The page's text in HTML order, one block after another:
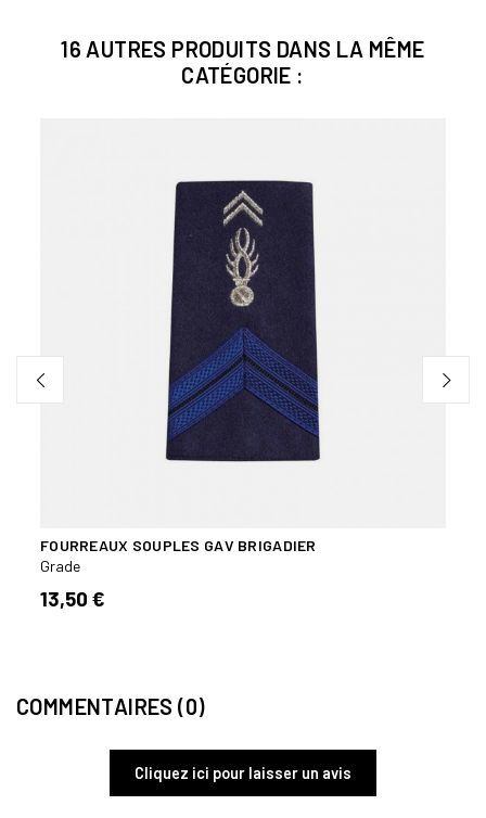
16 AUTRES PRODUITS DANS LA MÊME
CATÉGORIE :
FOURREAUX SOUPLES GAV BRIGADIER
Grade
13,50 €
COMMENTAIRES (0)
Cliquez ici pour laisser un avis